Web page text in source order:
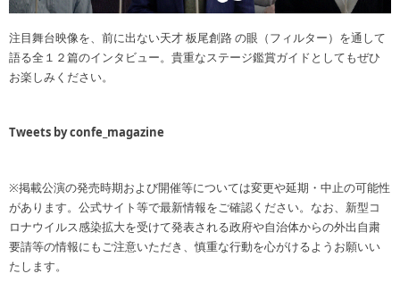
注目舞台映像を、前に出ない天才 板尾創路 の眼（フィルター）を通して
語る全１２篇のインタビュー。貴重なステージ鑑賞ガイドとしてもぜひ
お楽しみください。
Tweets by confe_magazine
※掲載公演の発売時期および開催等については変更や延期・中止の可能性
があります。公式サイト等で最新情報をご確認ください。なお、新型コ
ロナウイルス感染拡大を受けて発表される政府や自治体からの外出自粛
要請等の情報にもご注意いただき、慎重な行動を心がけるようお願いい
たします。